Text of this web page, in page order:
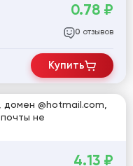
0.78 ₽
0 отзывов
Купить
@hotmail.com,
почты не
4.13 ₽